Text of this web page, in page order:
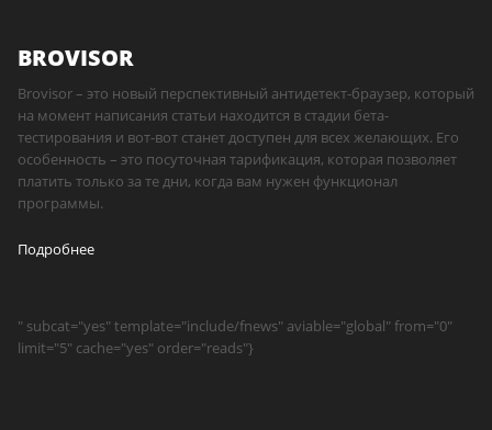
BROVISOR
Brovisor – это новый перспективный антидетект-браузер, который
на момент написания статьи находится в стадии бета-
тестирования и вот-вот станет доступен для всех желающих. Его
особенность – это посуточная тарификация, которая позволяет
платить только за те дни, когда вам нужен функционал
программы.
Подробнее
" subcat="yes" template="include/fnews" aviable="global" from="0"
limit="5" cache="yes" order="reads"}